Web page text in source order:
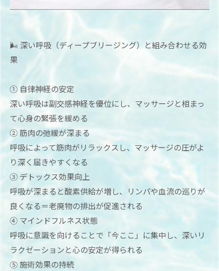
🌬️ 深い呼吸（ディープブリージング）と組み合わせる効
果
① 自律神経の安定
深い呼吸は副交感神経を優位にし、マッサージと相まっ
て心身の緊張を緩める
② 筋肉の弛緩が深まる
呼吸によって筋肉がリラックスし、マッサージの圧がよ
り深く届きやすくなる
③ デトックス効果向上
呼吸が深まると酸素供給が増し、リンパや血流の巡りが
良くなる＝老廃物の排出が促進される
④ マインドフルネス状態
呼吸に意識を向けることで「今ここ」に集中し、深いリ
ラクゼーションと心の安定が得られる
⑤ 施術効果の持続